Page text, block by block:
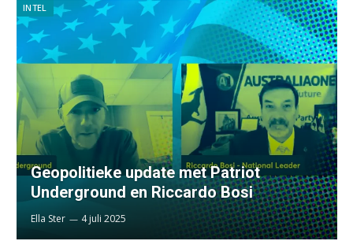
INTEL
Geopolitieke update met Patriot
Underground en Riccardo Bosi
Ella Ster 4 juli 2025